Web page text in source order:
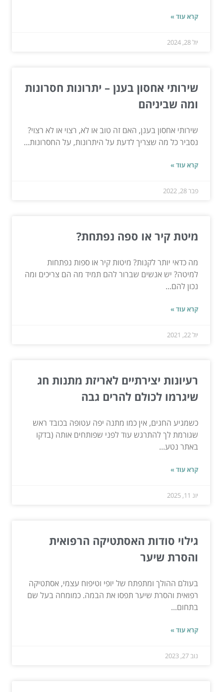
קרא עוד »
יול 28, 2024
שירותי אחסון בענן – יתרונות חסרונות
ומה שביניהם
שירותי אחסון בענן, האם זה טוב או לא, רצוי או לא רצוי?
נסביר כל מה שצריך לדעת על היתרונות, על החסרונות...
קרא עוד »
פבר 28, 2022
מיטת קיר או ספה נפתחת?
מה כדאי יותר לקנות? מיטות קיר או ספות נפתחות
למיטה? יש אנשים שברור להם תמיד מה הם צריכים ומה
נכון להם...
קרא עוד »
יול 22, 2021
רעיונות יצירתיים לאריזת מתנות חג
שיגרמו לכולם להרים גבה
כשמגיע החגים, אין כמו מתנה יפה עטופה בכובד ראש
שגורמת לך להתרגש עוד לפני שפותחים אותה (בדקו
באתר נטע...
קרא עוד »
יונ 11, 2025
גילוי סודות האסתטיקה הרפואית
והסרת שיער
בעולם ההולך ומתפתח של יופי וטיפוח עצמי, אסתטיקה
רפואית והסרת שיער תפסו את הבמה. כמומחה בעל שם
בתחום...
קרא עוד »
נוב 27, 2023